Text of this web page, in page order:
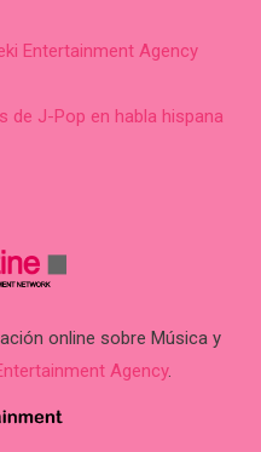
Entertainment Agency
de J-Pop en habla hispana
online sobre Música y
Agency.